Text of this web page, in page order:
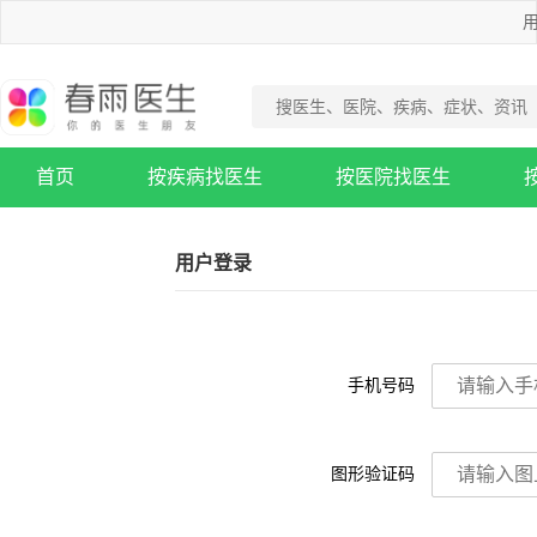
首页 按疾病找医生 按医院找医生
用户登录
手机号码
图形验证码